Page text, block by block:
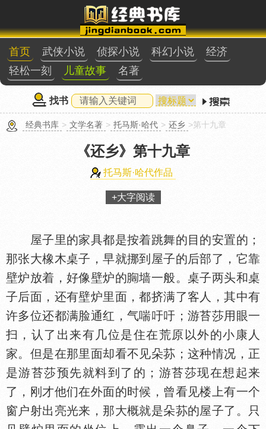
首页 武侠小说 侦探小说 科幻小说
经济
轻松一刻
儿童故事 名著
找书
经典书库 > 文学名著 > 托马斯·哈代 > 还乡 >第十九章
《还乡》 第十九章
托马斯·哈代作品
+大字阅读
屋子里的家具都是按着跳舞的目的安置的；
那张大橡木桌子，早就挪到屋子的后部了，它靠
壁炉放着，好像壁炉的
墙一般。桌子两头和桌
子后面，还有壁炉里面，都挤满了客人，其中有
许多位还都满脸通红，气喘吁吁；游苔莎用眼一
扫，认了出来有几位是住在荒原以外的小康人
家。但是在那里面却看不见朵荪；这种情况，正
是游苔莎预先就料到了的；游苔莎现在想起来
了，刚才他们在外面的时候，曾看见楼上有一个
窗户射出亮光来，那大概就是朵荪的屋子了。只